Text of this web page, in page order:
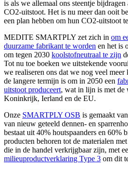
is als we allemaal ons steentje
CO2-uitstoot. Het is nu meer dan ooit
een plan hebben om hun CO2-uitstoot
MEDITE SMARTPLY zet zich in om
duurzame fabrikant te worden en het is
om tegen 2030 koolstofneutraal te zijn
Tot nu toe boeken we uitstekende
we realiseren ons dat we nog veel
de langere termijn is om in 2050 een
uitstoot produceert, wat in lijn is met de
Koninkrijk, Ierland en de EU.
Onze SMARTPLY OSB is gemaakt
van nieuw geteeld dennen- en
bestaat uit 40% houtspaanders en 60%
producten behoren tot de materialen
die in de handel verkrijgbaar zijn, met
milieuproductverklaring Type 3 om dit